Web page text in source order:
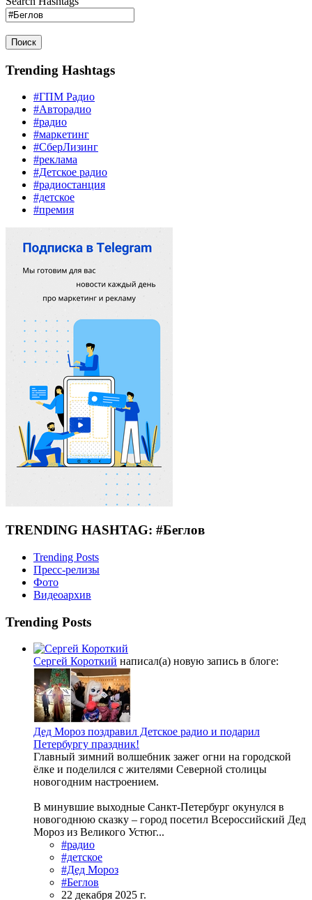
Поиск
Trending Hashtags
#ГПМ Радио
#Авторадио
#радио
#маркетинг
#СберЛизинг
#реклама
#Детское радио
#радиостанция
#детское
#премия
TRENDING HASHTAG: #Беглов
Trending Posts
Пресс-релизы
Фото
Видеоархив
Trending Posts
Сергей Короткий написал(а) новую запись в блоге:
Дед Мороз поздравил Детское радио и подарил
Петербургу праздник!
Главный зимний волшебник зажег огни на городской
ёлке и поделился с жителями Северной столицы
новогодним настроением.
В минувшие выходные Санкт-Петербург окунулся в
новогоднюю сказку – город посетил Всероссийский Дед
Мороз из Великого Устюг...
#радио
#детское
#Дед Мороз
#Беглов
22 декабря 2025 г.